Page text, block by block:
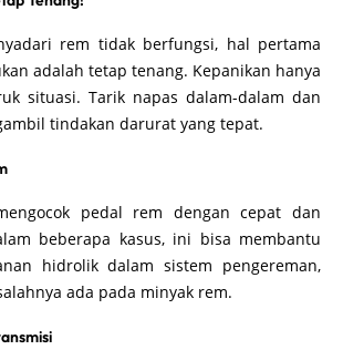
rem tidak berfungsi, hal pertama
adalah tetap tenang. Kepanikan hanya
situasi. Tarik napas dalam-dalam dan
tindakan darurat yang tepat.
pedal rem dengan cepat dan
beberapa kasus, ini bisa membantu
hidrolik dalam sistem pengereman,
ada pada minyak rem.